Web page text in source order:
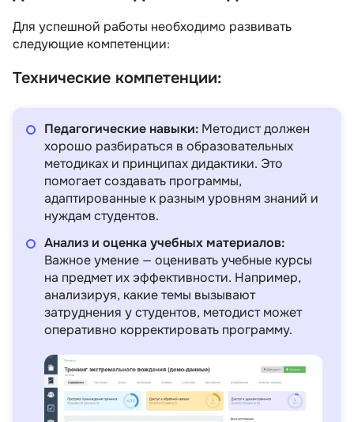
Для успешной работы необходимо развивать
следующие компетенции:
Технические компетенции:
Педагогические навыки: Методист должен
хорошо разбираться в образовательных
методиках и принципах дидактики. Это
помогает создавать программы,
адаптированные к разным уровням знаний и
нуждам студентов.
Анализ и оценка учебных материалов:
Важное умение — оценивать учебные курсы
на предмет их эффективности. Например,
анализируя, какие темы вызывают
затруднения у студентов, методист может
оперативно корректировать программу.